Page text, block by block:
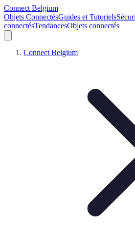
Connect Belgium
Objets ConnectésGuides et Tutoriels
connectésTendancesObjets connectés
Connect Belgium